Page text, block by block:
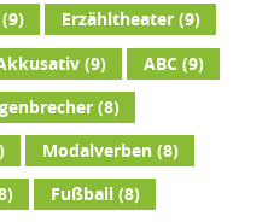
Erzähltheater(9)
(9) ABC (9)
(8)
Modalverben(8)
Fußball(8)